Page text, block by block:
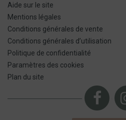
Aide sur le site
Mentions légales
Conditions générales de vente
Conditions générales d’utilisation
Politique de confidentialité
Paramètres des cookies
Plan du site